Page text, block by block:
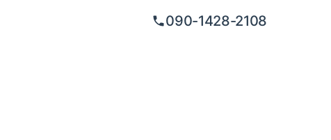
090-1428-2108